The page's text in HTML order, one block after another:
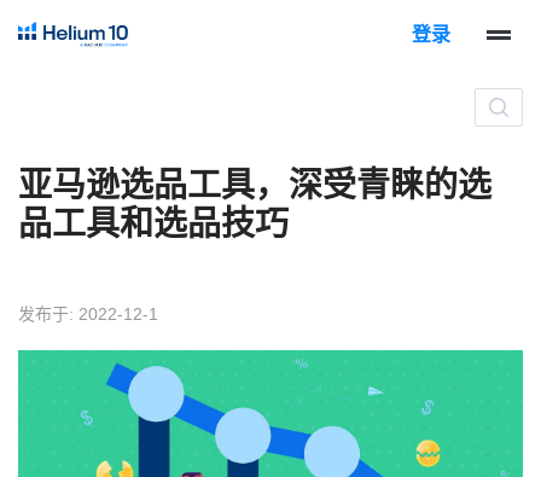
登录
亚马逊选品工具，深受青睐的选
品工具和选品技巧
发布于: 2022-12-1